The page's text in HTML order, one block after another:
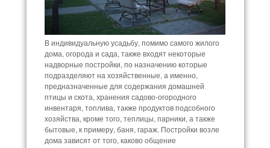
В индивидуальную усадьбу, помимо самого жилого
дома, огорода и сада, также входят некоторые
надворные постройки, по назначению которые
подразделяют на хозяйственные, а именно,
предназначенные для содержания домашней
птицы и скота, хранения садово-огородного
инвентаря, топлива, также продуктов подсобного
хозяйства, кроме того, теплицы, парники, а также
бытовые, к примеру, баня, гараж. Постройки возле
дома зависят от того, каково общение